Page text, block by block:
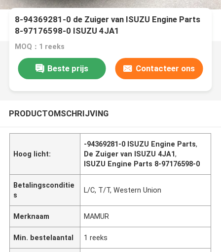
8-94369281-0 de Zuiger van ISUZU Engine Parts
8-97176598-0 ISUZU 4JA1
MOQ：1 reeks
Beste prijs Contacteer ons
PRODUCTOMSCHRIJVING
Hoog licht:
-94369281-0 ISUZU Engine Parts,
De Zuiger van ISUZU 4JA1,
ISUZU Engine Parts 8-97176598-0
Betalingsconditie
s
L/C, T/T, Western Union
Merknaam MAMUR
Min. bestelaantal 1 reeks